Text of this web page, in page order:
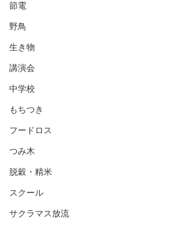
節電
野鳥
生き物
講演会
中学校
もちつき
フードロス
つみ木
脱穀・精米
スクール
サクラマス放流